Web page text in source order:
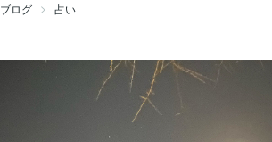
ブログ 占い